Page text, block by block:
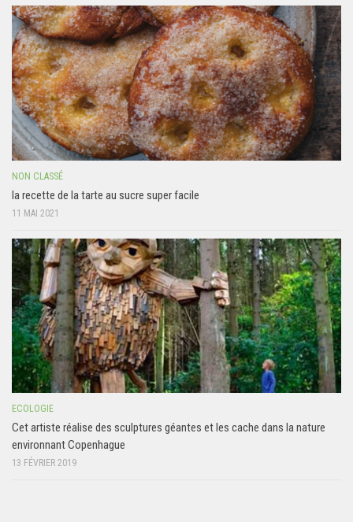
NON CLASSÉ
la recette de la tarte au sucre super facile
11 MAI 2021
ECOLOGIE
Cet artiste réalise des sculptures géantes et les cache dans la nature
environnant Copenhague
13 FÉVRIER 2019